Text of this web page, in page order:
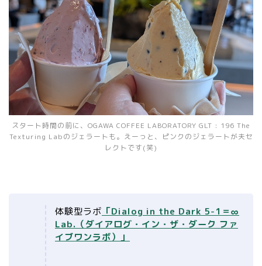
スタート時間の前に、OGAWA COFFEE LABORATORY GLT : 196 The
Texturing Labのジェラートも。えーっと、ピンクのジェラートが夫セ
レクトです(笑)
体験型ラボ 「Dialog in the Dark 5-1＝∞
Lab.（ダイアログ・イン・ザ・ダーク ファ
イブワンラボ）」